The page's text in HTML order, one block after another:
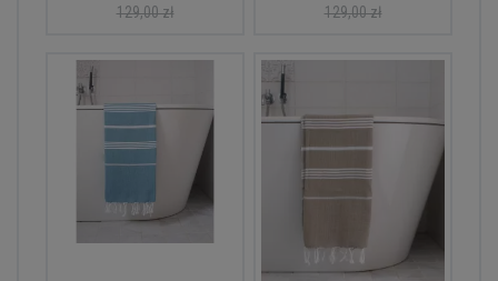
129,00 zł 129,00 zł